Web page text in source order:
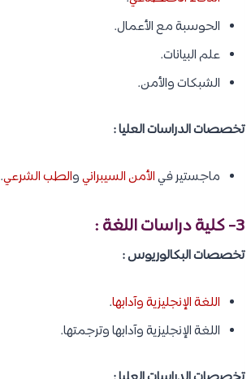
الحوسبة مع الأعمال.
علم البيانات.
الشبكات والأمن.
تخصصات الدراسات العليا :
ماجستير فيالأمن السيبرانيوالطب الشرعي.
3- كلية دراسات اللغة :
تخصصات البكالوريوس :
اللغة الإنجليزية وآدابها.
اللغة الإنجليزية وآدابها وترجمتها.